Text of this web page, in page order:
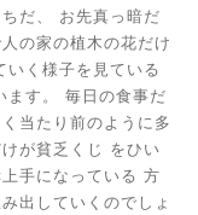
だ、 お先真っ暗だ
の家の植木の花だけ
いく様子を見ている
ます。 毎日の食事だ
当たり前のように多
が貧乏くじ をひい
手になっている 方
出していくのでしょ